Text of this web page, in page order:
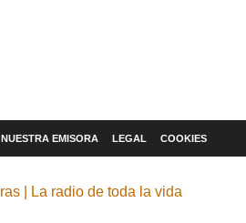
NUESTRA EMISORA LEGAL COOKIES